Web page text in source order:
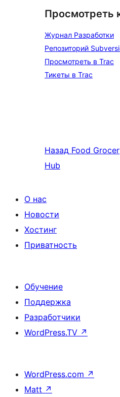
Просмотреть
Журнал Разработки
Репозиторий
Просмотреть в Trac
Тикеты в Trac
Назад Food
Hub
О нас
Новости
Хостинг
Приватность
Обучение
Поддержка
Разработчики
WordPress.TV ↗
WordPress.com ↗
Matt ↗